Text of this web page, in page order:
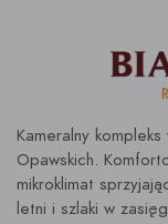
Kameralny
Opawskich.
mikroklimat
letni i szlaki w